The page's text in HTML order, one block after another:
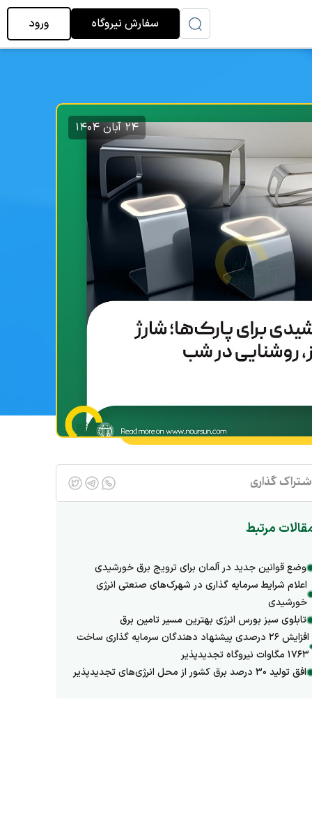
سفارش نیروگاه ورود
۲۴ آبان ۱۴۰۴
گذاری
مرتبط
وضع قوانین جدید در آلمان برای ترویج برق خورشیدی
اعلام شرایط سرمایه گذاری در شهرک‌های صنعتی انرژی
خورشیدی
تابلوی سبز بورس انرژی بهترین مسیر تامین برق
افزایش ۲۶ درصدی پیشنهاد دهندگان سرمایه گذاری ساخت
۱۷۶۳ مگاوات نیروگاه تجدیدپذیر
افق تولید ۳۰ درصد برق کشور از محل انرژی‌های تجدیدپذیر